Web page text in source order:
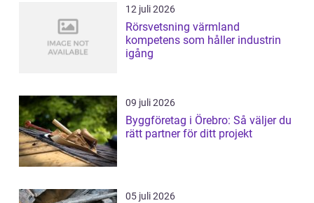
12 juli 2026
Rörsvetsning värmland
kompetens som håller industrin
igång
09 juli 2026
Byggföretag i Örebro: Så väljer du
rätt partner för ditt projekt
05 juli 2026